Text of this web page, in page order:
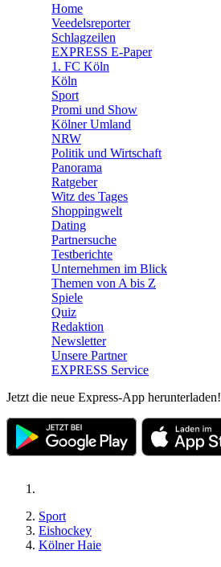
🛒 Shoppingwelt
Home
Veedelsreporter
Schlagzeilen
EXPRESS E-Paper
1. FC Köln
Köln
Sport
Promi und Show
Kölner Umland
NRW
Politik und Wirtschaft
Panorama
Ratgeber
Witz des Tages
Shoppingwelt
Dating
Partnersuche
Testberichte
Unternehmen im Blick
Themen von A bis Z
Spiele
Quiz
Redaktion
Newsletter
Unsere Partner
EXPRESS Service
Jetzt die neue Express-App herunterladen!
Sport
Eishockey
Kölner Haie